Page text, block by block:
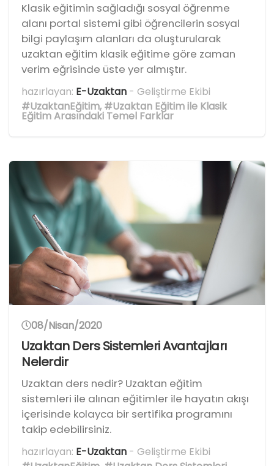
Klasik eğitimin sağladığı sosyal öğrenme
alanı portal sistemi gibi öğrencilerin sosyal
bilgi paylaşım alanları da oluşturularak
uzaktan eğitim klasik eğitime göre zaman
verim eğrisinde üste yer almıştır.
hazırlayan: E-Uzaktan - Geliştirme Ekibi
#UzaktanEğitim,#Uzaktan Eğitim ile Klasik
Eğitim Arasındaki Temel Farklar
08/Nisan/2020
Uzaktan Ders Sistemleri Avantajları
Nelerdir
Uzaktan ders nedir? Uzaktan eğitim
sistemleri ile alınan eğitimler ile hayatın akışı
içerisinde kolayca bir sertifika programını
takip edebilirsiniz.
hazırlayan: E-Uzaktan - Geliştirme Ekibi